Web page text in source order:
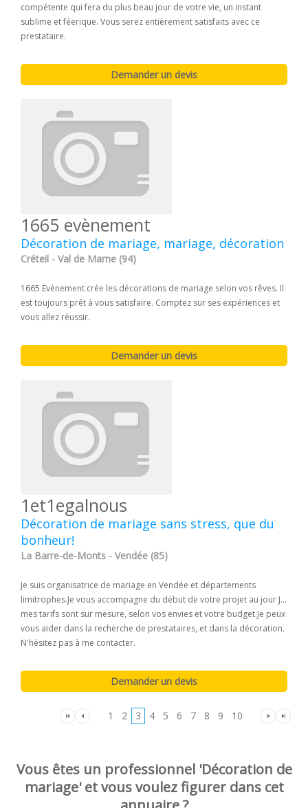
compétente qui fera du plus beau jour de votre vie, un instant
sublime et féerique. Vous serez entièrement satisfaits avec ce
prestataire.
1665 evènement
Décoration de mariage, mariage, décoration
Créteil - Val de Marne (94)
1665 Evènement crée les décorations de mariage selon vos rêves. Il
est toujours prêt à vous satisfaire. Comptez sur ses expériences et
vous allez réussir.
1et1egalnous
Décoration de mariage sans stress, que du
bonheur!
La Barre-de-Monts - Vendée (85)
Je suis organisatrice de mariage en Vendée et départements
limitrophes.Je vous accompagne du début de votre projet au jour J...
mes tarifs sont sur mesure, selon vos envies et votre budget.Je peux
vous aider dans la recherche de prestataires, et dans la décoration.
N'hésitez pas à me contacter.
1 2 3 4 5 6 7 8 9 10
Vous êtes un professionnel 'Décoration de
mariage' et vous voulez figurer dans cet